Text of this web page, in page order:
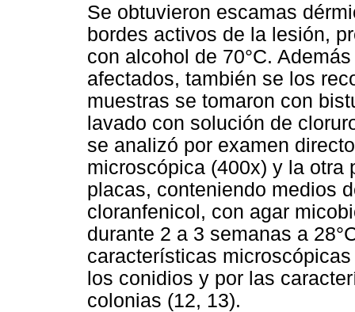
Se obtuvieron escamas
bordes activos de la lesión,
con alcohol de 70°C.
afectados, también se los
muestras se tomaron con
lavado con solución de
se analizó por examen
microscópica (400x) y la otra
placas, conteniendo medios
cloranfenicol, con agar
durante 2 a 3 semanas a
características
los conidios y por las
colonias (12, 13).